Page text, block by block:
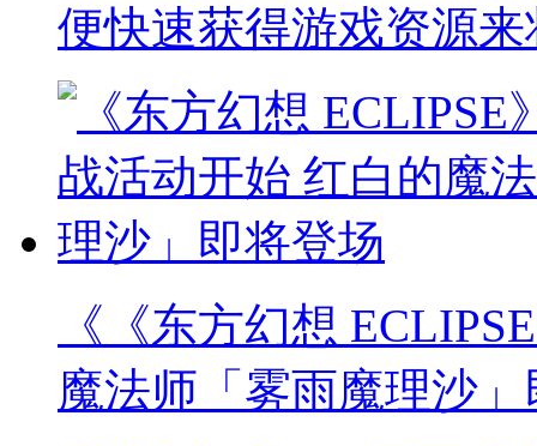
便快速获得游戏资源
《《东方幻想
魔法师「雾雨魔理沙